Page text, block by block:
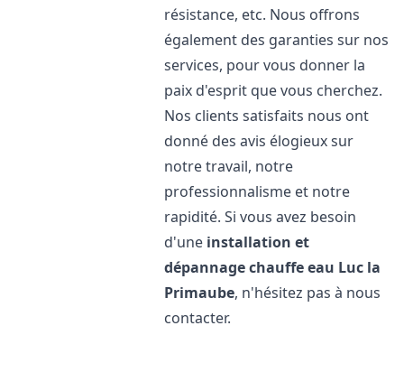
résistance, etc. Nous offrons
également des garanties sur nos
services, pour vous donner la
paix d'esprit que vous cherchez.
Nos clients satisfaits nous ont
donné des avis élogieux sur
notre travail, notre
professionnalisme et notre
rapidité. Si vous avez besoin
d'une installation et
dépannage chauffe eau Luc la
Primaube, n'hésitez pas à nous
contacter.